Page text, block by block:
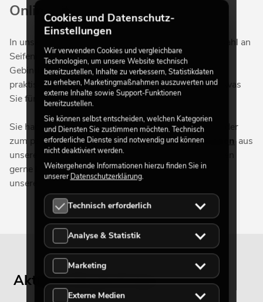
Online Shop
In unserem Online Shop finden Sie eine große Auswahl an
Seifenblasenfluiden in verschiedenen Farben und
Gebindegrößen. Ob in handlichen Flaschen oder
praktischen Kanistern – wir bieten Ihnen genau das, was
Sie für Ihre Seifenblasenmaschine benötigen.
Sie haben noch Fragen zur Seifenblasenflüssigkeit oder
zum passenden Zubehör fürSeifenblasenmaschinenaus
unserem Online Shop? Unser Team beantwortet Ihnen
gerne Ihre Fragen und liefert Ihnen Informationen zu
unserem hochwertigen Seifenblasenfluid.
Aktuelle Blogbeiträge
Cookies und Datenschutz-
Einstellungen
Wir verwenden Cookies und vergleichbare
Technologien, um unsere Website technisch
bereitzustellen, Inhalte zu verbessern, Statistikdaten
zu erheben, Marketingmaßnahmen auszuwerten und
externe Inhalte sowie Support-Funktionen
bereitzustellen.
Sie können selbst entscheiden, welchen Kategorien
und Diensten Sie zustimmen möchten. Technisch
erforderliche Dienste sind notwendig und können
nicht deaktiviert werden.
Weitergehende Informationen hierzu finden Sie in
unsererDatenschutzerklärung.
Technisch erforderlich
Analyse & Statistik
Marketing
Externe Medien